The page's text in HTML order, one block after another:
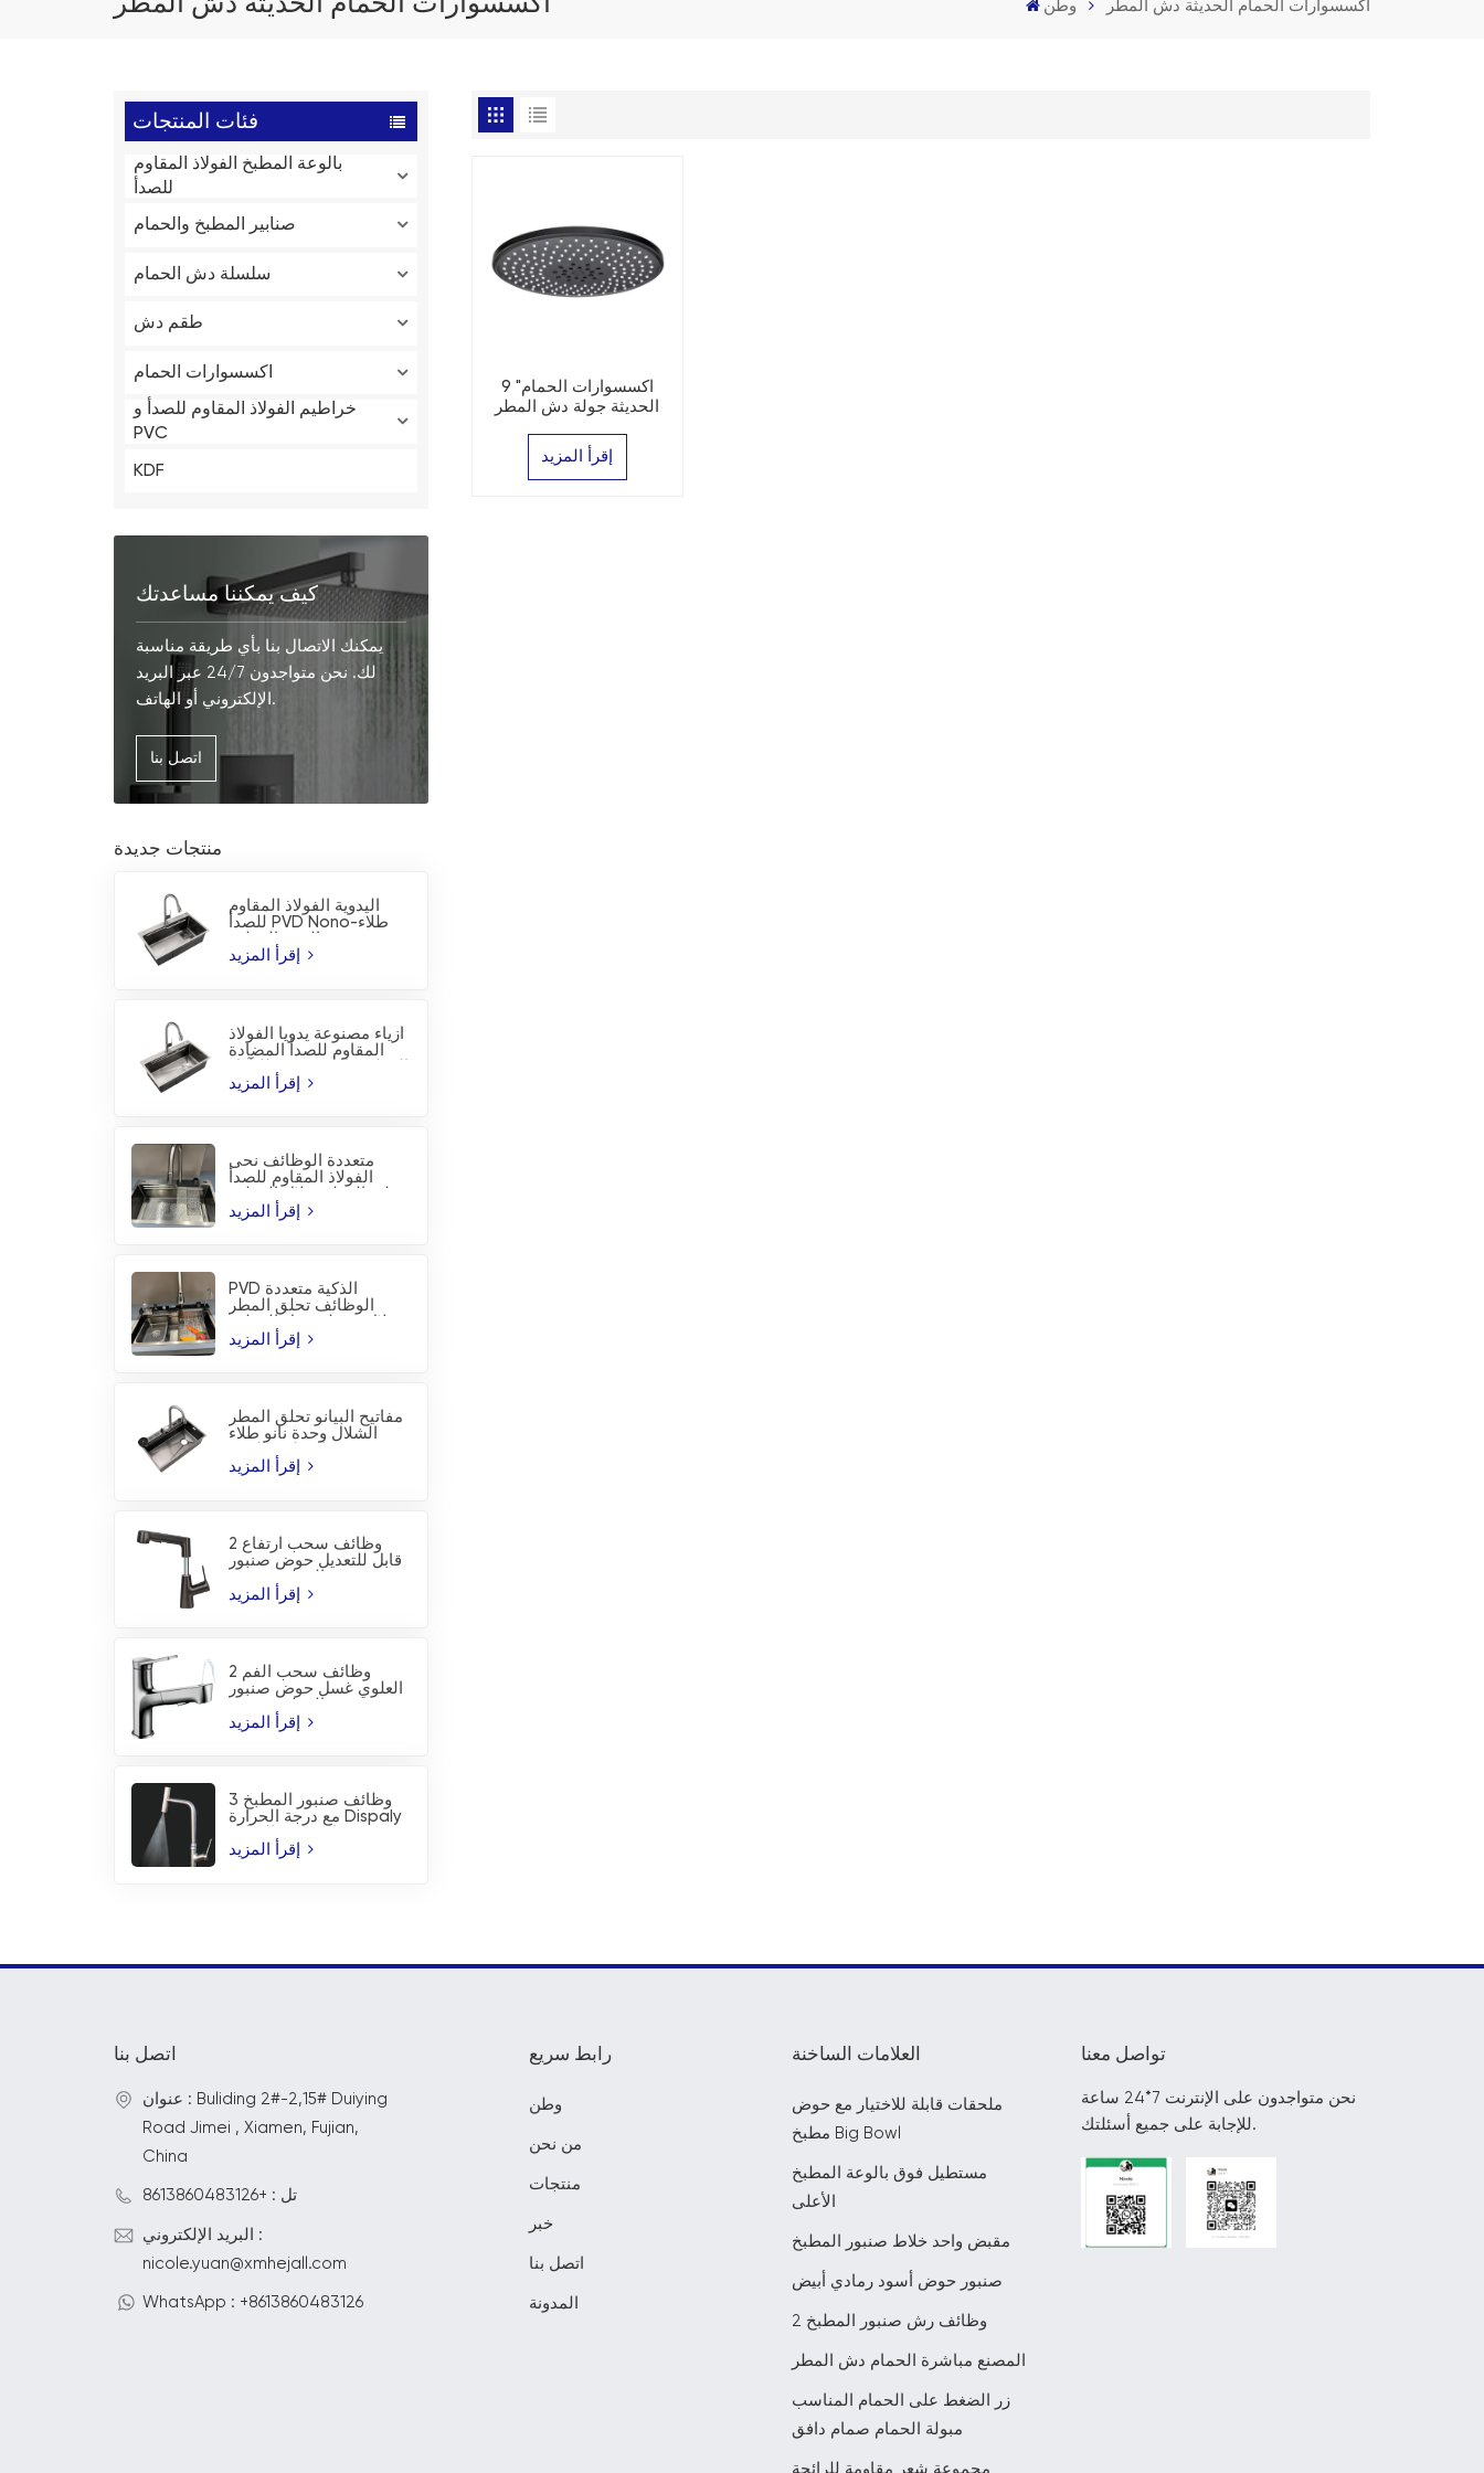
وطن اكسسوارات الحمام الحديثة دش المطر
فئات المنتجات
بالوعة المطبخ الفولاذ المقاوم
للصدأ
صنابير المطبخ والحمام
سلسلة دش الحمام
طقم دش
اكسسوارات الحمام
خراطيم الفولاذ المقاوم للصدأ و
PVC
KDF
كيف يمكننا مساعدتك
يمكنك الاتصال بنا بأي طريقة مناسبة
لك. نحن متواجدون 24/7 عبر البريد
الإلكتروني أو الهاتف.
اتصل بنا
منتجات جديدة
اليدوية الفولاذ المقاوم
للصدأ PVD Nono-طلاء
أزياء مصنوعة يدويا الفولاذ
المقاوم للصدأ المضادة
متعددة الوظائف نحى
الفولاذ المقاوم للصدأ
بالوعة
PVD الذكية متعددة
الوظائف تحلق المطر
بالوعة
مفاتيح البيانو تحلق المطر
الشلال وحدة نانو طلاء
2 وظائف سحب ارتفاع
قابل للتعديل حوض صنبور
2 وظائف سحب الفم
العلوي غسل حوض صنبور
3 وظائف صنبور المطبخ
مع درجة الحرارة Dispaly
9 "اكسسوارات الحمام
الحديثة جولة دش المطر
إقرأ المزيد
اتصل بنا
عنوان : Buliding 2#-2,15# Duiying
Road Jimei , Xiamen, Fujian,
China
تل : +8613860483126
البريد الإلكتروني :
nicole.yuan@xmhejall.com
WhatsApp : +8613860483126
رابط سريع
وطن
من نحن
منتجات
خبر
اتصل بنا
المدونة
العلامات الساخنة
ملحقات قابلة للاختيار مع حوض
مطبخ Big Bowl
مستطيل فوق بالوعة المطبخ
الأعلى
مقبض واحد خلاط صنبور المطبخ
صنبور حوض أسود رمادي أبيض
2 وظائف رش صنبور المطبخ
المصنع مباشرة الحمام دش المطر
زر الضغط على الحمام المناسب
مبولة الحمام صمام دافق
مجموعة شعر مقاومة للرائحة
تواصل معنا
نحن متواجدون على الإنترنت 7*24 ساعة
للإجابة على جميع أسئلتك.